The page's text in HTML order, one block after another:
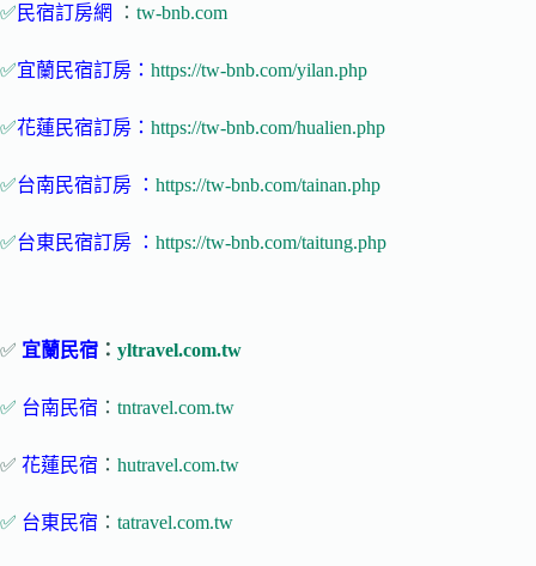
✅ 民宿訂房網 ： tw-bnb.com
✅宜蘭民宿訂房： https://tw-bnb.com/yilan.php
✅花蓮民宿訂房： https://tw-bnb.com/hualien.php
✅台南民宿訂房 ： https://tw-bnb.com/tainan.php
✅台東民宿訂房 ： https://tw-bnb.com/taitung.php
✅ 宜蘭民宿 ： yltravel.com.tw
✅ 台南民宿 ： tntravel.com.tw
✅ 花蓮民宿 ： hutravel.com.tw
✅ 台東民宿 ： tatravel.com.tw